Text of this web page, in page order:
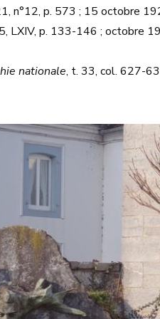
n°12, p. 573 ; 15 octobre
LXIV, p. 133-146 ; octobre
nationale, t. 33, col. 627-63